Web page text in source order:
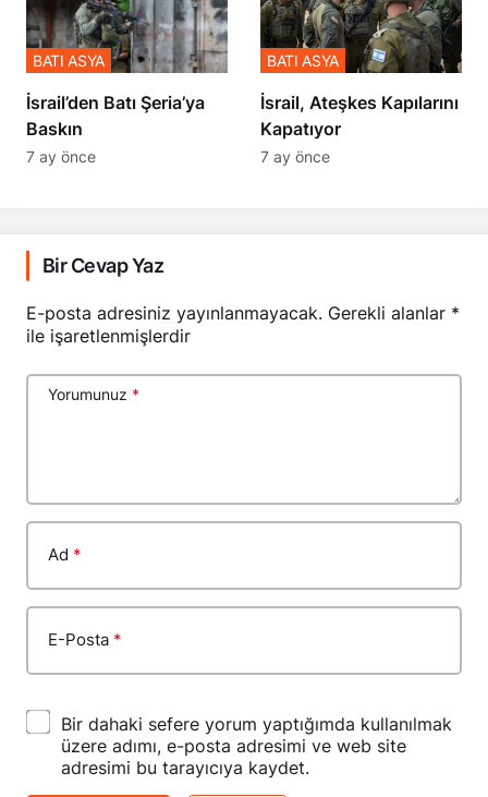
​​​​​​​İsrail’den Batı Şeria’ya
Baskın
BATI ASYA
7 ay önce
İsrail, Ateşkes Kapılarını
Kapatıyor
BATI ASYA
7 ay önce
Bir Cevap Yaz
E-posta adresiniz yayınlanmayacak. Gerekli alanlar *
ile işaretlenmişlerdir
Yorumunuz *
Ad *
E-Posta *
Bir dahaki sefere yorum yaptığımda kullanılmak
üzere adımı, e-posta adresimi ve web site
adresimi bu tarayıcıya kaydet.